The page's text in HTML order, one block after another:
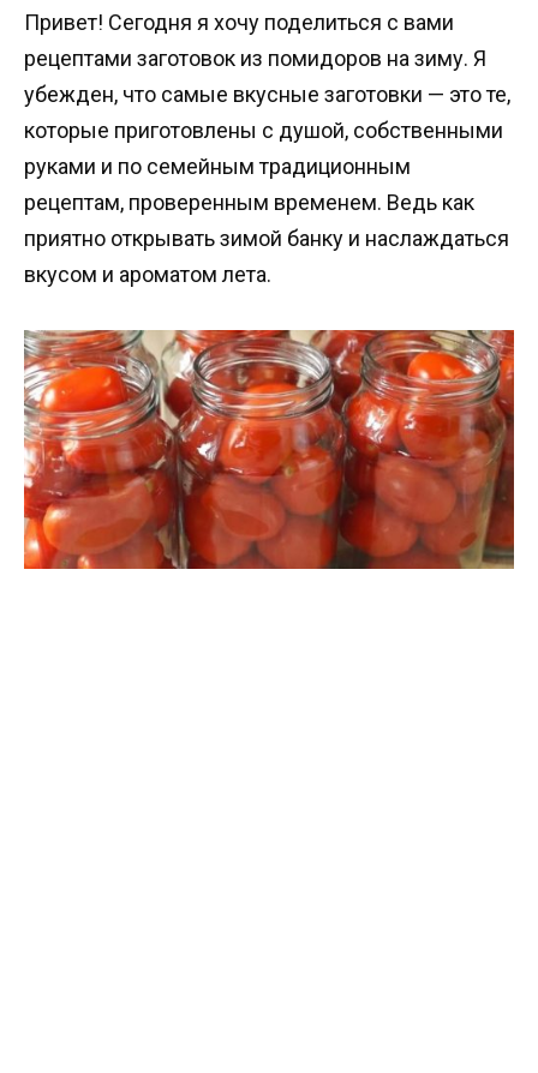
Привет! Сегодня я хочу поделиться с вами
рецептами заготовок из помидоров на зиму. Я
убежден, что самые вкусные заготовки — это те,
которые приготовлены с душой, собственными
руками и по семейным традиционным
рецептам, проверенным временем. Ведь как
приятно открывать зимой банку и наслаждаться
вкусом и ароматом лета.